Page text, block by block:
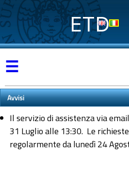
ETD
☰
Avvisi
Il servizio di assistenza via
31 Luglio alle 13:30. Le
regolarmente da lunedì 24